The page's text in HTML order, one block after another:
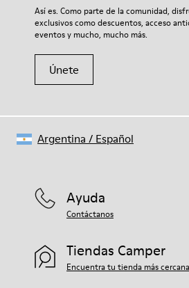
Así es. Como parte de la comunidad,
exclusivos como descuentos, acceso
eventos y mucho, mucho más.
Únete
Ayuda
Contáctanos
Tiendas Camper
Encuentra tu tienda más cercana
Argentina / Español